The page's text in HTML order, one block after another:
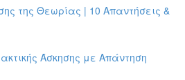
της Θεωρίας | 10 Απαντήσεις &
Άσκησης με Απάντηση